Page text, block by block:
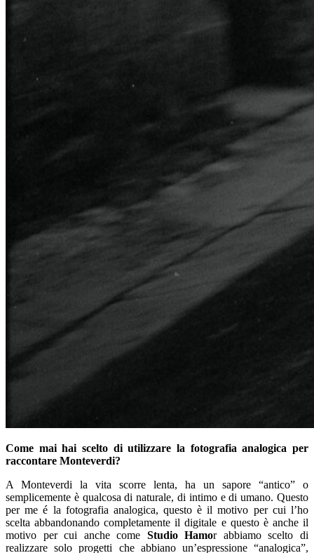
Come mai hai scelto di utilizzare la fotografia analogica per
raccontare Monteverdi?
A Monteverdi la vita scorre lenta, ha un sapore “antico” o
semplicemente è qualcosa di naturale, di intimo e di umano. Questo
per me é la fotografia analogica, questo è il motivo per cui l’ho
scelta abbandonando completamente il digitale e questo è anche il
motivo per cui anche come Studio Hamor abbiamo scelto di
realizzare solo progetti che abbiano un’espressione “analogica”,